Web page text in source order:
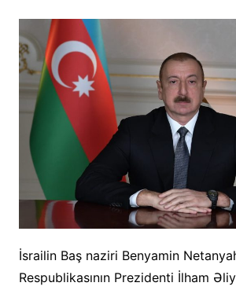
İsrailin Baş naziri Benyamin
Respublikasının Prezidenti İlham